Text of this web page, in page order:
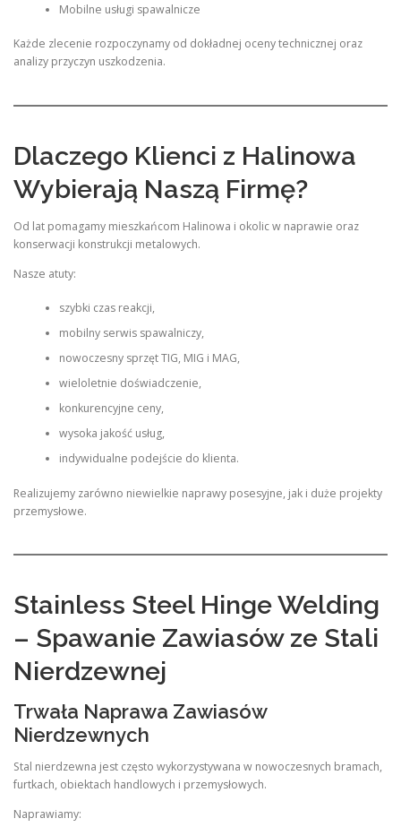
Mobilne usługi spawalnicze
Każde zlecenie rozpoczynamy od dokładnej oceny technicznej oraz
analizy przyczyn uszkodzenia.
Dlaczego Klienci z Halinowa
Wybierają Naszą Firmę?
Od lat pomagamy mieszkańcom Halinowa i okolic w naprawie oraz
konserwacji konstrukcji metalowych.
Nasze atuty:
szybki czas reakcji,
mobilny serwis spawalniczy,
nowoczesny sprzęt TIG, MIG i MAG,
wieloletnie doświadczenie,
konkurencyjne ceny,
wysoka jakość usług,
indywidualne podejście do klienta.
Realizujemy zarówno niewielkie naprawy posesyjne, jak i duże projekty
przemysłowe.
Stainless Steel Hinge Welding
– Spawanie Zawiasów ze Stali
Nierdzewnej
Trwała Naprawa Zawiasów
Nierdzewnych
Stal nierdzewna jest często wykorzystywana w nowoczesnych bramach,
furtkach, obiektach handlowych i przemysłowych.
Naprawiamy: